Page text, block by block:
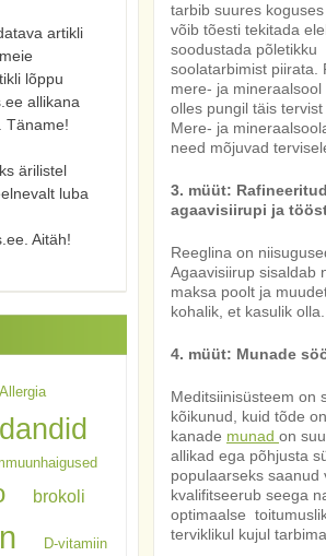
tarbib suures
võib tõesti tekitada
soodustada
soolatarbimist piirata.
mere- ja
olles pungil täis
Mere- ja
need mõjuvad
3. müüt:
agaavisiirupi ja
Reeglina on
Agaavisiirup sisaldab
maksa poolt ja
kohalik, et kasulik
4. müüt: Munade
Meditsiinisüsteem on
kõikunud, kuid tõde
kanade munad on
allikad ega põhjusta
populaarseks
kvalifitseerub seega
optimaalse
terviklikul kujul
artikli
lõppu
allikana
Täname!
ärilistel
luba
Aitäh!
Allergia
brokoli
D-vitamiin